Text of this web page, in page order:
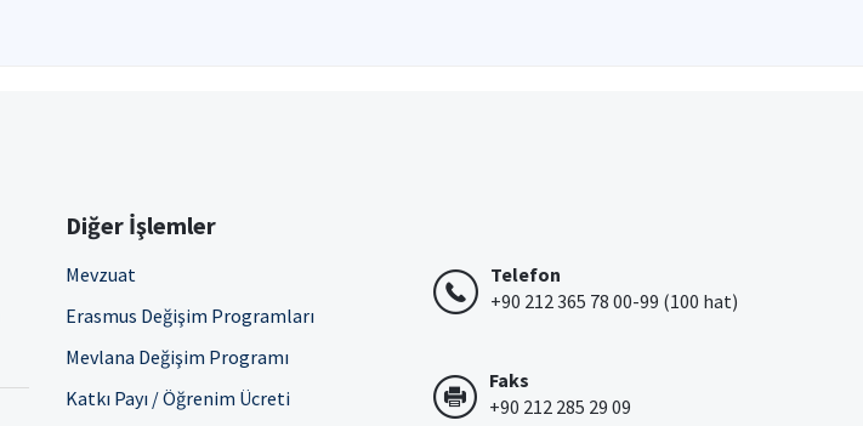
Diğer İşlemler
Mevzuat
Erasmus Değişim Programları
Mevlana Değişim Programı
Katkı Payı / Öğrenim Ücreti
Telefon
+90 212 365 78 00-99 (100 hat)
Faks
+90 212 285 29 09